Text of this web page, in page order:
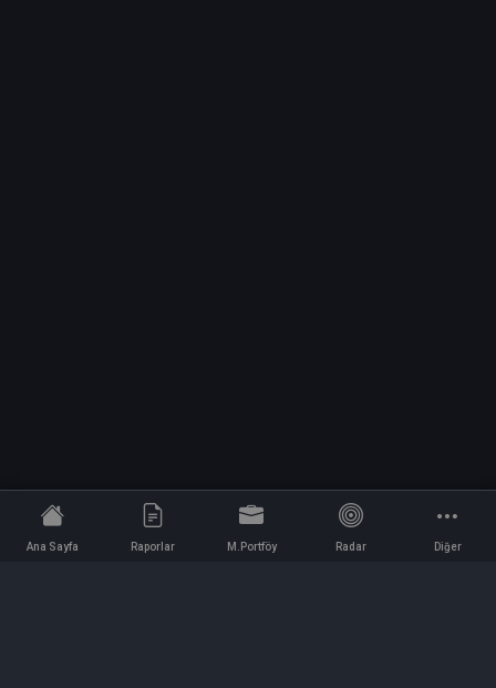
Ana Sayfa Raporlar M.Portföy Radar Diğer